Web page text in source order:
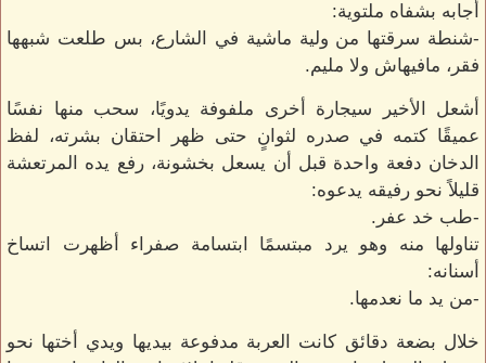
أجابه بشفاه ملتوية:
-شنطة سرقتها من ولية ماشية في الشارع، بس طلعت شبهها
فقر، مافيهاش ولا مليم.
أشعل الأخير سيجارة أخرى ملفوفة يدويًا، سحب منها نفسًا
عميقًا كتمه في صدره لثوانٍ حتى ظهر احتقان بشرته، لفظ
الدخان دفعة واحدة قبل أن يسعل بخشونة، رفع يده المرتعشة
قليلاً نحو رفيقه يدعوه:
-طب خد عفر.
تناولها منه وهو يرد مبتسمًا ابتسامة صفراء أظهرت اتساخ
أسنانه:
-من يد ما نعدمها.
خلال بضعة دقائق كانت العربة مدفوعة بيديها ويدي أختها نحو